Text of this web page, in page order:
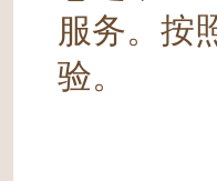
服务。按
验。